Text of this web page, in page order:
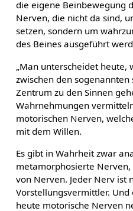
die eigene Beinbewegung
Nerven, die nicht da sind,
setzen, sondern um
des Beines ausgeführt
„Man unterscheidet
zwischen den
Zentrum zu den Sinnen
Wahrnehmungen
motorischen Nerven,
mit dem Willen.
Es gibt in Wahrheit zwar
metamorphosierte
von Nerven. Jeder Nerv ist
Vorstellungsvermittler.
heute motorische Nerven